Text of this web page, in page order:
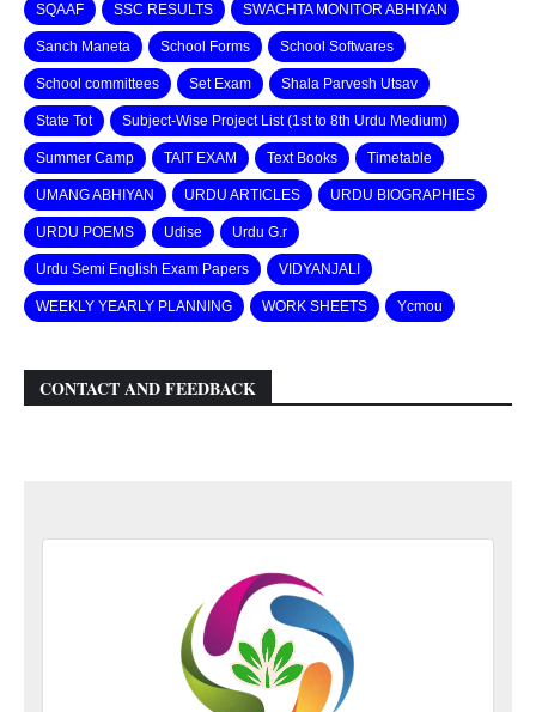
SQAAF SSC RESULTS SWACHTA MONITOR ABHIYAN
Sanch Maneta School Forms School Softwares
School committees Set Exam Shala Parvesh Utsav
State Tot Subject-Wise Project List (1st to 8th Urdu Medium)
Summer Camp TAIT EXAM Text Books Timetable
UMANG ABHIYAN URDU ARTICLES URDU BIOGRAPHIES
URDU POEMS Udise Urdu G.r
Urdu Semi English Exam Papers VIDYANJALI
WEEKLY YEARLY PLANNING WORK SHEETS Ycmou
CONTACT AND FEEDBACK